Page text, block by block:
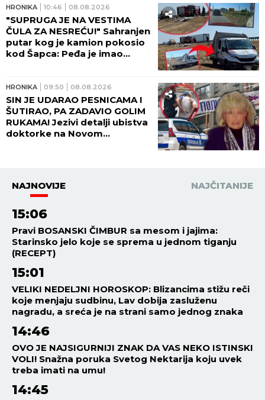
HRONIKA 10:46 08.08.2026
"SUPRUGA JE NA VESTIMA
ČULA ZA NESREĆU!" Sahranjen
putar kog je kamion pokosio
kod Šapca: Peđa je imao
HRONIKA 09:50 08.08.2026
SIN JE UDARAO PESNICAMA I
ŠUTIRAO, PA ZADAVIO GOLIM
RUKAMA! Jezivi detalji ubistva
doktorke na Novom
NAJNOVIJE
NAJČITANIJE
15:06
Pravi BOSANSKI ČIMBUR sa mesom i jajima:
Starinsko jelo koje se sprema u jednom tiganju
(RECEPT)
15:01
VELIKI NEDELJNI HOROSKOP: Blizancima stižu reči
koje menjaju sudbinu, Lav dobija zasluženu
nagradu, a sreća je na strani samo jednog znaka
14:46
OVO JE NAJSIGURNIJI ZNAK DA VAS NEKO ISTINSKI
VOLI! Snažna poruka Svetog Nektarija koju uvek
treba imati na umu!
14:45